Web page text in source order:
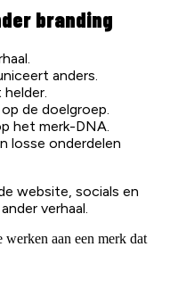
branding
anders.
de doelgroep.
het merk-DNA.
losse onderdelen
website, socials en
verhaal.
aan een merk dat